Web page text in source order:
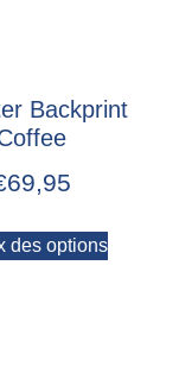
Backprint
69,95
des options